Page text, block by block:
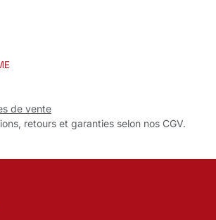
de vente
retours et garanties selon nos CGV.